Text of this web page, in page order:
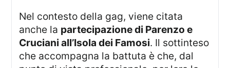
Nel contesto della gag, viene citata
anche la partecipazione di Parenzo e
Cruciani all’Isola dei Famosi. Il sottinteso
che accompagna la battuta è che, dal